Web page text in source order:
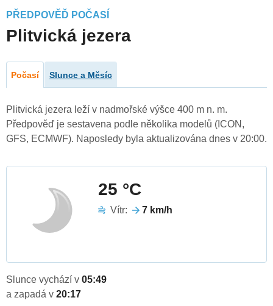
PŘEDPOVĚĎ POČASÍ
Plitvická jezera
Počasí Slunce a Měsíc
Plitvická jezera leží v nadmořské výšce 400 m n. m.
Předpověď je sestavena podle několika modelů (ICON,
GFS, ECMWF). Naposledy byla aktualizována dnes v 20:00.
25 °C
Vítr: 7 km/h
Slunce vychází v 05:49
a zapadá v 20:17